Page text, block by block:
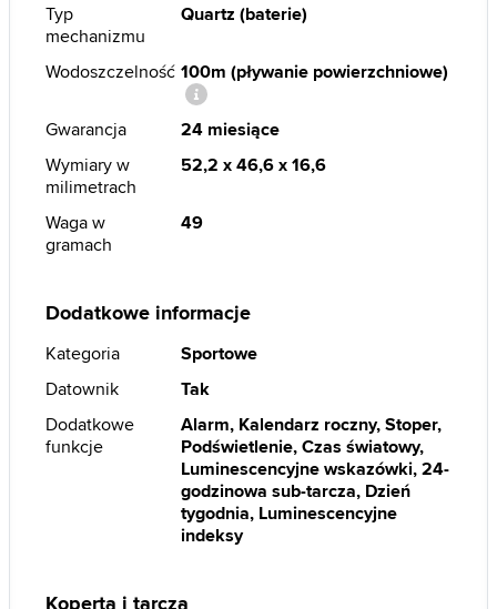
Typ
mechanizmu
Quartz (baterie)
Wodoszczelność 100m (pływanie powierzchniowe)
Gwarancja
24 miesiące
Wymiary w
milimetrach
52,2 x 46,6 x 16,6
Waga w
gramach
49
Dodatkowe informacje
Kategoria
Sportowe
Datownik
Tak
Dodatkowe
funkcje
Alarm, Kalendarz roczny, Stoper,
Podświetlenie, Czas światowy,
Luminescencyjne wskazówki, 24-
godzinowa sub-tarcza, Dzień
tygodnia, Luminescencyjne
indeksy